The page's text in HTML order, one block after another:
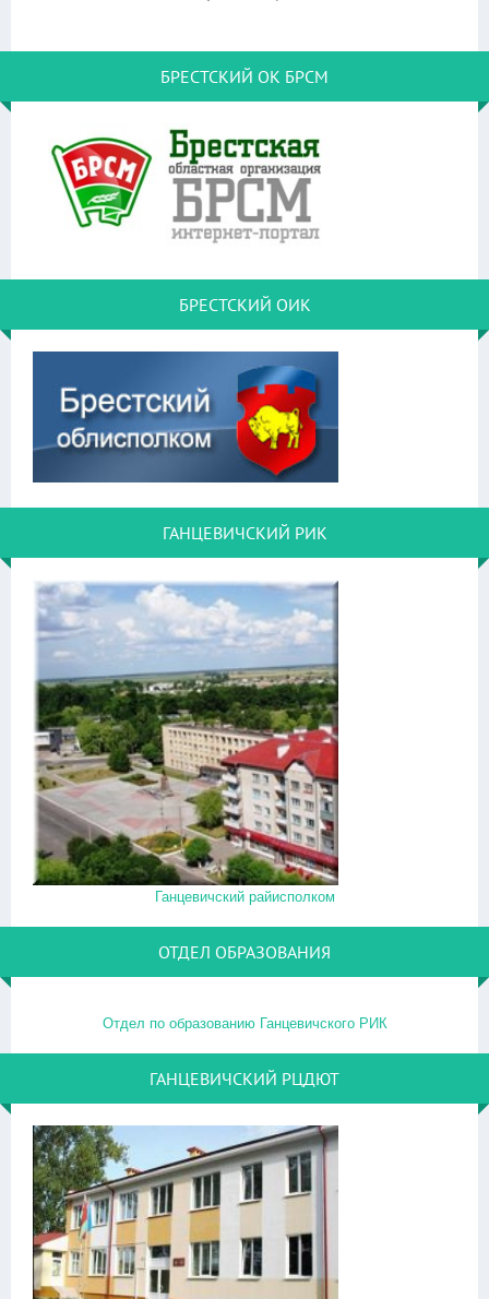
БРЕСТСКИЙ ОК БРСМ
БРЕСТСКИЙ ОИК
ГАНЦЕВИЧСКИЙ РИК
Ганцевичский райисполком
ОТДЕЛ ОБРАЗОВАНИЯ
Отдел по образованию Ганцевичского РИК
ГАНЦЕВИЧСКИЙ РЦДЮТ